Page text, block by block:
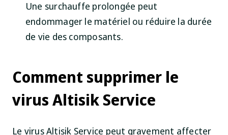
Une surchauffe prolongée peut
endommager le matériel ou réduire la durée
de vie des composants.
Comment supprimer le
virus Altisik Service
Le virus Altisik Service peut gravement affecter